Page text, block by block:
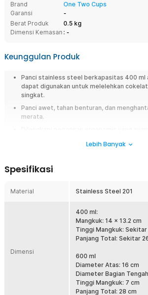
Brand
One Two Cups
Garansi
-
Berat Produk
0.5 kg
Dimensi Kemasan : -
Keunggulan Produk
Panci stainless steel berkapasitas 400 ml
dapat digunakan untuk melelehkan
singkat.
Panci awet, tahan benturan, dan
merata.
dengan lebih mudah menggunakan panci khusus
digunakan dan tahan lama dibandingkan panci
Melelehkan Cokelat dengan Mudah
Panci ini dirancang untuk membantu Anda
dalam waktu singkat dan dengan hasil yang
masukkan potongan cokelat, panaskan dengan
biarkan meleleh menjadi tekstur lembut yang
dicelup, atau dijadikan saus.
Lebih Banyak
Spesifikasi
Material Stainless Steel 201
Dimensi
400 ml:
Mangkuk: 14 x 13.2 cm
Tinggi Mangkuk: Sekitar
Panjang Total: Sekitar
600 ml
Diameter Atas: 16 cm
Diameter Bagian
Tinggi Mangkuk: 7 cm
Panjang Total: 28 cm